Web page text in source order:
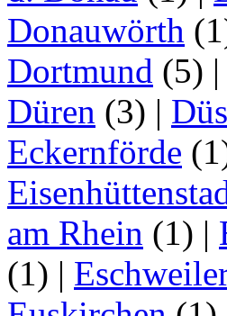
Donauwörth
Dortmund (5) |
Düren (3) |
Eckernförde
am Rhein (1) |
(1) |